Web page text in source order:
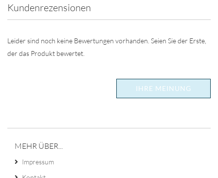
Kundenrezensionen
Leider sind noch keine Bewertungen vorhanden. Seien Sie der Erste,
der das Produkt bewertet.
IHRE MEINUNG
MEHR ÜBER...
Impressum